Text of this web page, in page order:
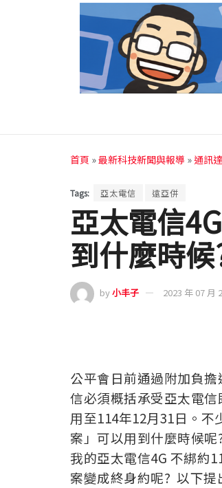
首頁 »最新科技新聞與報導 »通訊
Tags: 亞太電信 遠亞併
亞太電信
到什麼時候
by小丰子 2023 年 07 月
公平會日前通過附加負
信必須概括承受亞太電
用至114年12月31日。不
案」可以用到什麼時候
我的亞太電信4G 不綁約
案變成終身約呢? 以下